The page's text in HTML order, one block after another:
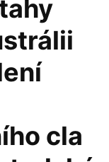
cla